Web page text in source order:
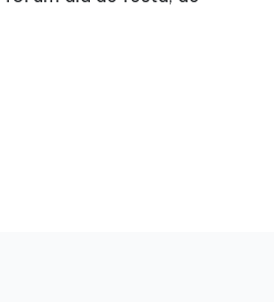
Ordinária será realizada a